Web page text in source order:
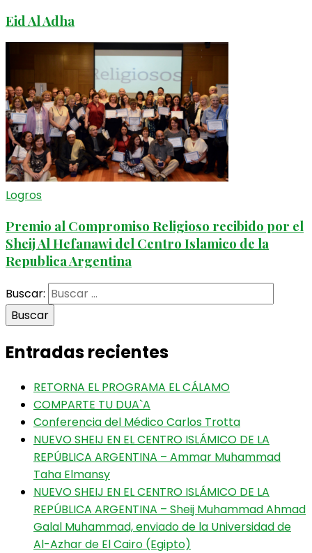
Eid Al Adha
Logros
Premio al Compromiso Religioso recibido por el
Sheij Al Hefanawi del Centro Islamico de la
Republica Argentina
Buscar:
Entradas recientes
RETORNA EL PROGRAMA EL CÁLAMO
COMPARTE TU DUA`A
Conferencia del Médico Carlos Trotta
NUEVO SHEIJ EN EL CENTRO ISLÁMICO DE LA
REPÚBLICA ARGENTINA – Ammar Muhammad
Taha Elmansy
NUEVO SHEIJ EN EL CENTRO ISLÁMICO DE LA
REPÚBLICA ARGENTINA – Sheij Muhammad Ahmad
Galal Muhammad, enviado de la Universidad de
Al-Azhar de El Cairo (Egipto)